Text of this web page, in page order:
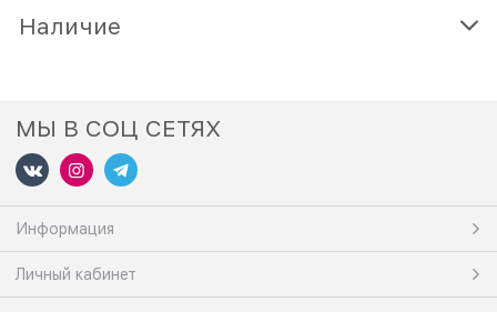
Наличие
МЫ В СОЦ СЕТЯХ
Информация
Личный кабинет